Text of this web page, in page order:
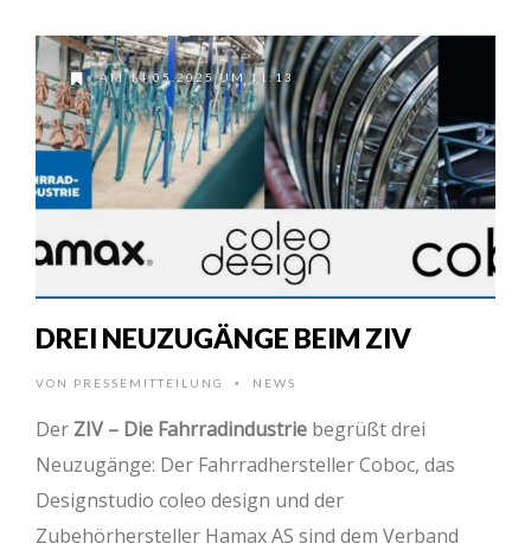
AM 14.05.2025 UM 11:13
DREI NEUZUGÄNGE BEIM ZIV
VON PRESSEMITTEILUNG • NEWS
Der ZIV – Die Fahrradindustrie begrüßt drei
Neuzugänge: Der Fahrradhersteller Coboc, das
Designstudio coleo design und der
Zubehörhersteller Hamax AS sind dem Verband